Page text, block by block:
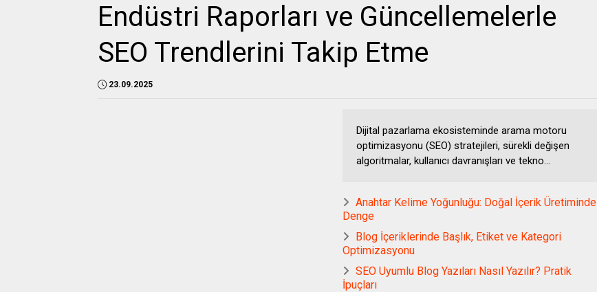
Endüstri Raporları ve Güncellemelerle
SEO Trendlerini Takip Etme
23.09.2025
Dijital pazarlama ekosisteminde arama motoru
optimizasyonu (SEO) stratejileri, sürekli değişen
algoritmalar, kullanıcı davranışları ve tekno...
Anahtar Kelime Yoğunluğu: Doğal İçerik Üretiminde
Denge
Blog İçeriklerinde Başlık, Etiket ve Kategori
Optimizasyonu
SEO Uyumlu Blog Yazıları Nasıl Yazılır? Pratik
İpuçları